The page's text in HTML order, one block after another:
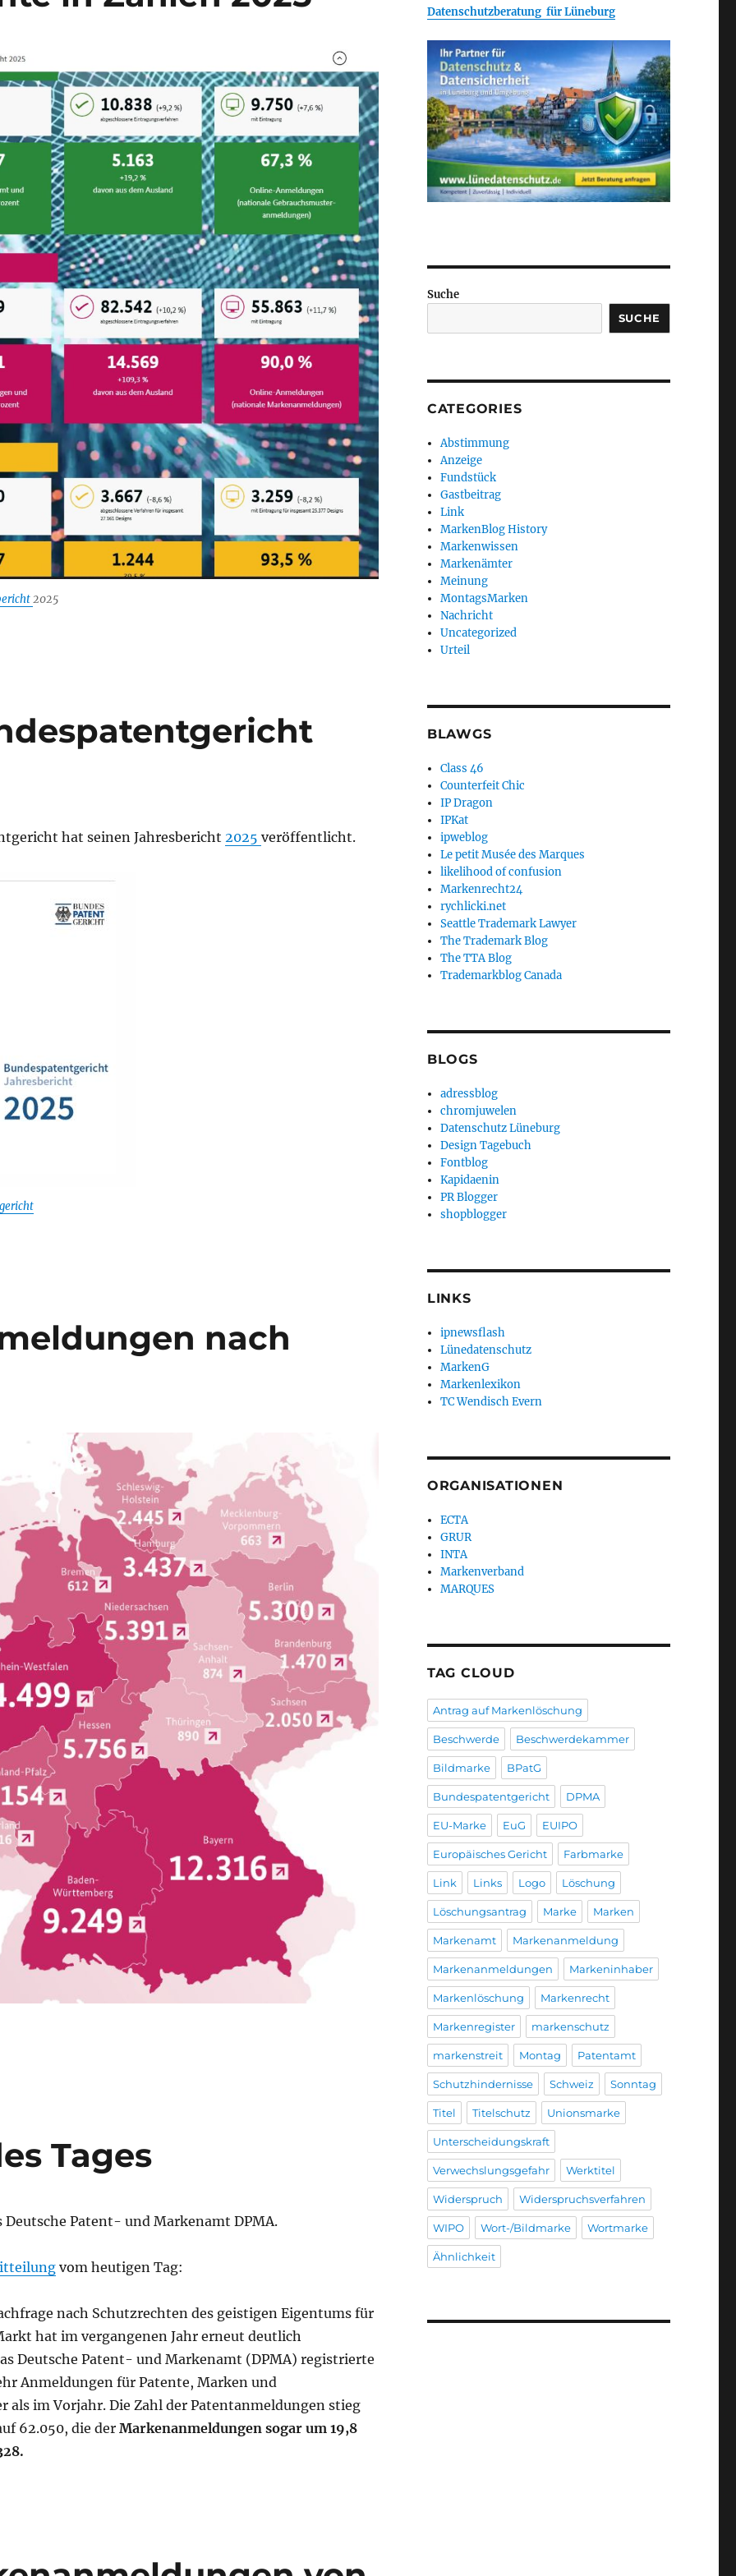
2025
hat seinen Jahresbericht 2025 veröffentlicht.
nach
Tages
Deutsche Patent- und Markenamt DPMA.
vom heutigen Tag:
nach Schutzrechten des geistigen Eigentums für
hat im vergangenen Jahr erneut deutlich
Deutsche Patent- und Markenamt (DPMA) registrierte
Anmeldungen für Patente, Marken und
als im Vorjahr. Die Zahl der Patentanmeldungen stieg
62.050, die der Markenanmeldungen sogar um 19,8
Datenschutzberatung für Lüneburg
Suche
SUCHE
CATEGORIES
Abstimmung
Anzeige
Fundstück
Gastbeitrag
Link
MarkenBlog History
Markenwissen
Markenämter
Meinung
MontagsMarken
Nachricht
Uncategorized
Urteil
BLAWGS
Class 46
Counterfeit Chic
IP Dragon
IPKat
ipweblog
Le petit Musée des Marques
likelihood of confusion
Markenrecht24
rychlicki.net
Seattle Trademark Lawyer
The Trademark Blog
The TTA Blog
Trademarkblog Canada
BLOGS
adressblog
chromjuwelen
Datenschutz Lüneburg
Design Tagebuch
Fontblog
Kapidaenin
PR Blogger
shopblogger
LINKS
ipnewsflash
Lünedatenschutz
MarkenG
Markenlexikon
TC Wendisch Evern
ORGANISATIONEN
ECTA
GRUR
INTA
Markenverband
MARQUES
TAG CLOUD
Antrag auf Markenlöschung
Beschwerde Beschwerdekammer
Bildmarke BPatG
Bundespatentgericht DPMA
EU-Marke EuG EUIPO
Europäisches Gericht Farbmarke
Link Links Logo Löschung
Löschungsantrag Marke Marken
Markenamt Markenanmeldung
Markenanmeldungen Markeninhaber
Markenlöschung Markenrecht
Markenregister markenschutz
markenstreit Montag Patentamt
Schutzhindernisse Schweiz Sonntag
Titel Titelschutz Unionsmarke
Unterscheidungskraft
Verwechslungsgefahr Werktitel
Widerspruch Widerspruchsverfahren
WIPO Wort-/Bildmarke Wortmarke
Ähnlichkeit